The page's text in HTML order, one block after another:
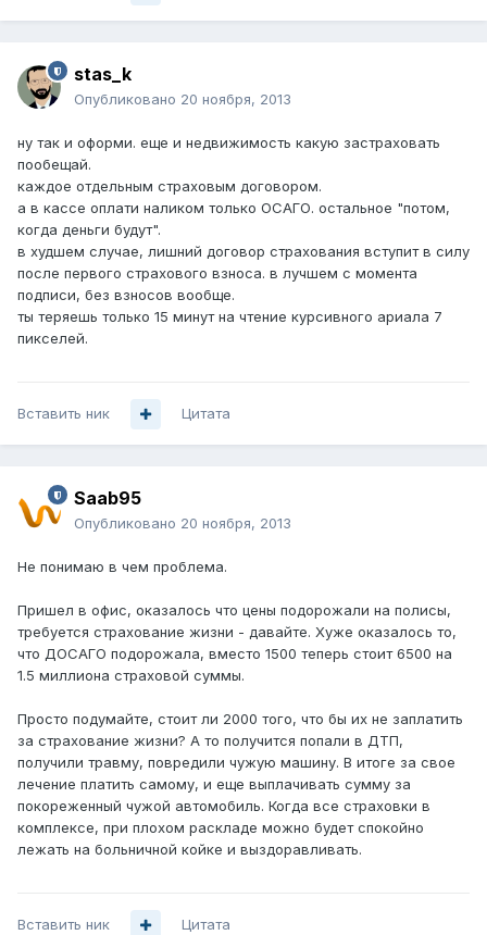
stas_k
Опубликовано 20 ноября, 2013
ну так и оформи. еще и недвижимость какую застраховать
пообещай.
каждое отдельным страховым договором.
а в кассе оплати наликом только ОСАГО. остальное "потом,
когда деньги будут".
в худшем случае, лишний договор страхования вступит в силу
после первого страхового взноса. в лучшем с момента
подписи, без взносов вообще.
ты теряешь только 15 минут на чтение курсивного ариала 7
пикселей.
Вставить ник Цитата
Saab95
Опубликовано 20 ноября, 2013
Не понимаю в чем проблема.
Пришел в офис, оказалось что цены подорожали на полисы,
требуется страхование жизни - давайте. Хуже оказалось то,
что ДОСАГО подорожала, вместо 1500 теперь стоит 6500 на
1.5 миллиона страховой суммы.
Просто подумайте, стоит ли 2000 того, что бы их не заплатить
за страхование жизни? А то получится попали в ДТП,
получили травму, повредили чужую машину. В итоге за свое
лечение платить самому, и еще выплачивать сумму за
покореженный чужой автомобиль. Когда все страховки в
комплексе, при плохом раскладе можно будет спокойно
лежать на больничной койке и выздоравливать.
Вставить ник Цитата